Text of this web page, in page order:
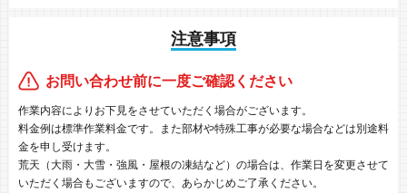
注意事項
お問い合わせ前に一度ご確認ください
作業内容によりお下見をさせていただく場合がございます。
料金例は標準作業料金です。また部材や特殊工事が必要な場合などは別途料
金を申し受けます。
荒天（大雨・大雪・強風・屋根の凍結など）の場合は、作業日を変更させて
いただく場合もございますので、あらかじめご了承ください。